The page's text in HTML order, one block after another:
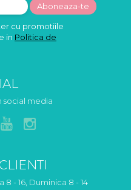
cu promotiile
in Politica de
social media
8 - 16, Duminica 8 - 14